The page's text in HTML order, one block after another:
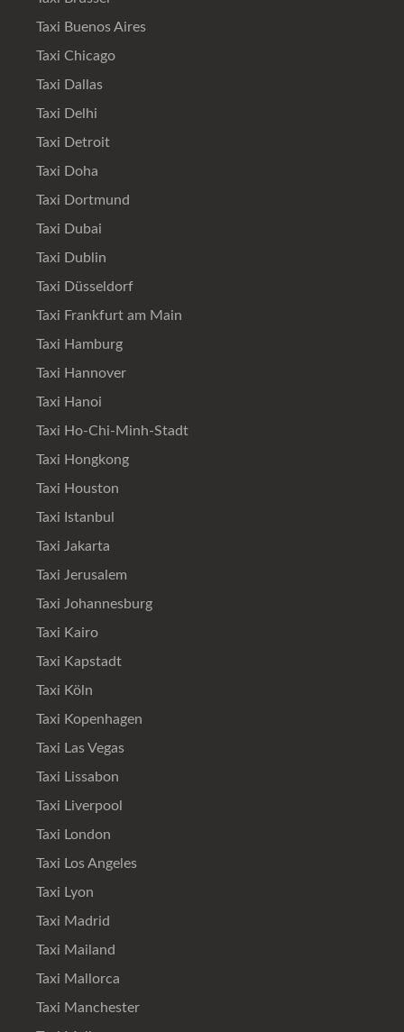
Taxi Buenos Aires
Taxi Chicago
Taxi Dallas
Taxi Delhi
Taxi Detroit
Taxi Doha
Taxi Dortmund
Taxi Dubai
Taxi Dublin
Taxi Düsseldorf
Taxi Frankfurt am Main
Taxi Hamburg
Taxi Hannover
Taxi Hanoi
Taxi Ho-Chi-Minh-Stadt
Taxi Hongkong
Taxi Houston
Taxi Istanbul
Taxi Jakarta
Taxi Jerusalem
Taxi Johannesburg
Taxi Kairo
Taxi Kapstadt
Taxi Köln
Taxi Kopenhagen
Taxi Las Vegas
Taxi Lissabon
Taxi Liverpool
Taxi London
Taxi Los Angeles
Taxi Lyon
Taxi Madrid
Taxi Mailand
Taxi Mallorca
Taxi Manchester